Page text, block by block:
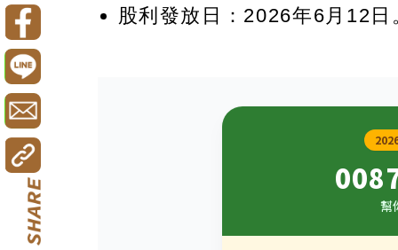
股利發放日：2026年6月12日